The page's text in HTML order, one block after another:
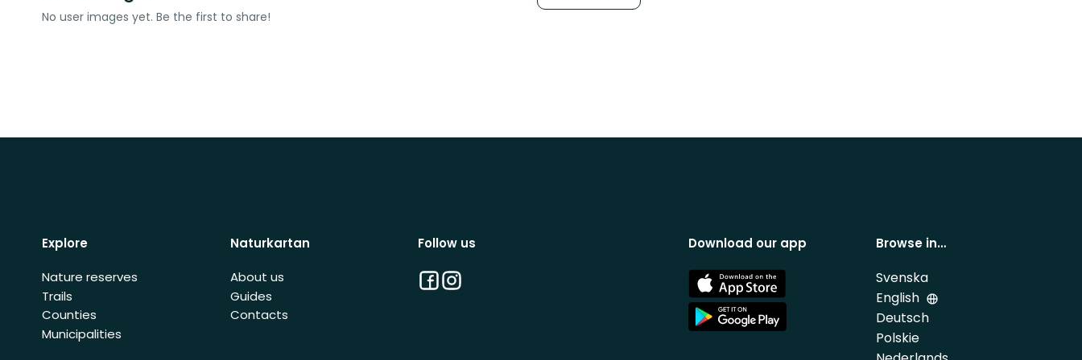
No user images yet. Be the first to share!
Explore
Nature reserves
Trails
Counties
Municipalities
Naturkartan
About us
Guides
Contacts
Follow us
Facebook
Instagram
Download our app
App
Store
App
Store
Browse in…
Svenska
English
Deutsch
Polskie